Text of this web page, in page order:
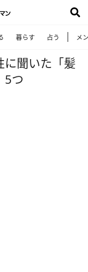
暮らす 占う メ
聞いた「髪
5つ